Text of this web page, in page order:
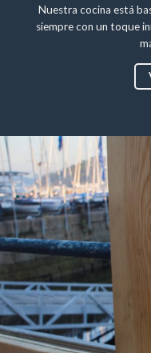
Nuestra cocina está
siempre con un toque